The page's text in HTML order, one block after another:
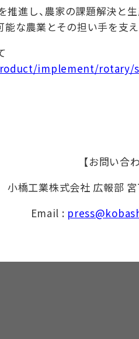
進し、農家の課題解決と
な農業とその担い手を支
implement/rotary/
【お問い合
小橋工業株式会社 広報部
Email :